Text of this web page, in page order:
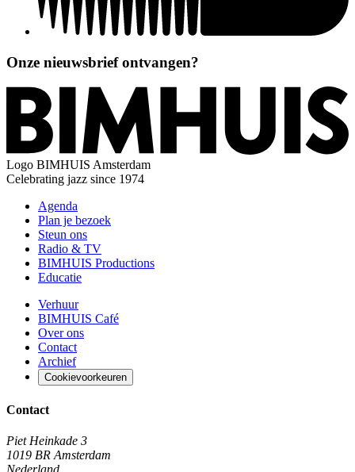
Onze nieuwsbrief ontvangen?
Logo BIMHUIS Amsterdam
Celebrating jazz since 1974
Agenda
Plan je bezoek
Steun ons
Radio & TV
BIMHUIS Productions
Educatie
Verhuur
BIMHUIS Café
Over ons
Contact
Archief
Cookievoorkeuren
Contact
Piet Heinkade 3
1019 BR Amsterdam
Nederland